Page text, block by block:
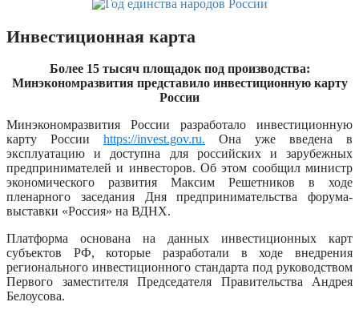
Инвестиционная карта
Более 15 тысяч площадок под производства:
Минэкономразвития представило инвестиционную карту
России
Минэкономразвития России разработало инвестиционную
карту России https://invest.gov.ru. Она уже введена в
эксплуатацию и доступна для российских и зарубежных
предпринимателей и инвесторов. Об этом сообщил министр
экономического развития Максим Решетников в ходе
пленарного заседания Дня предпринимательства форума-
выставки «Россия» на ВДНХ.
Платформа основана на данных инвестиционных карт
субъектов РФ, которые разработали в ходе внедрения
регионального инвестиционного стандарта под руководством
Первого заместителя Председателя Правительства Андрея
Белоусова.